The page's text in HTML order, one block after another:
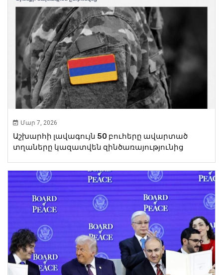
Մար 7, 2026
Աշխարհի լավագույն 50 բուհերը ավարտած
տղաները կազատվեն զինծառայությունից